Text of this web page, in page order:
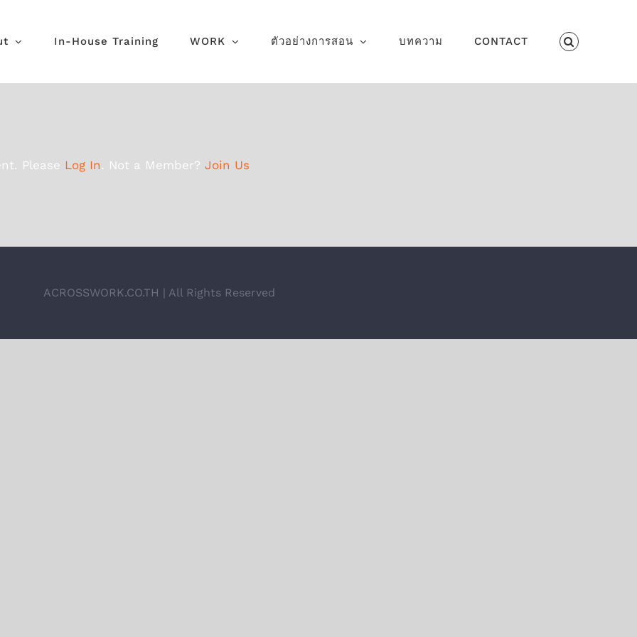
In-House Training WORK ตัวอย่างการสอน บทความ CONTACT
Please Log In. Not a Member? Join Us
ACROSSWORK.CO.TH | All Rights Reserved